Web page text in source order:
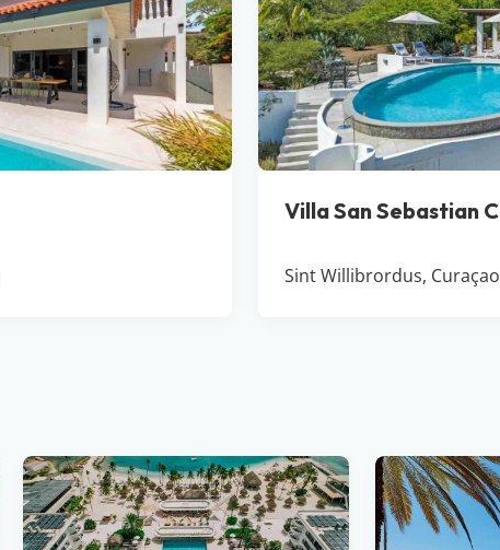
Villa San Sebastian
Sint Willibrordus, Curaçao